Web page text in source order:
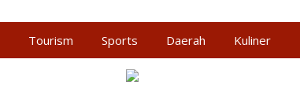
Tourism Sports Daerah Kuliner